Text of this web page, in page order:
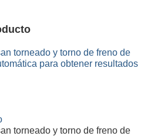
torneado y torno de freno de
para obtener resultados
torneado y torno de freno de